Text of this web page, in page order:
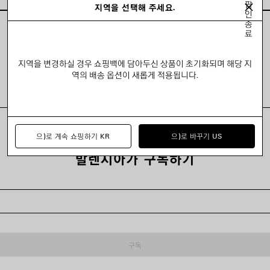
모두 보기
발렌시아가 구독하기
구독
지역을 선택해 주세요.
팝
인
종
료
지역을 변경하실 경우 쇼핑백에 담아두신 상품이 초기화되며 해당 지
역의 배송 옵션이 새롭게 적용됩니다.
으)로 계속 쇼핑하기 KR 으)로 바꾸기 US